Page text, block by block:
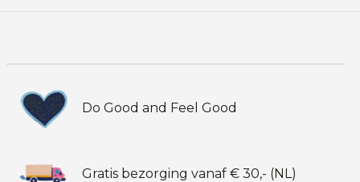
Do Good and Feel Good
Gratis bezorging vanaf € 30,- (NL)